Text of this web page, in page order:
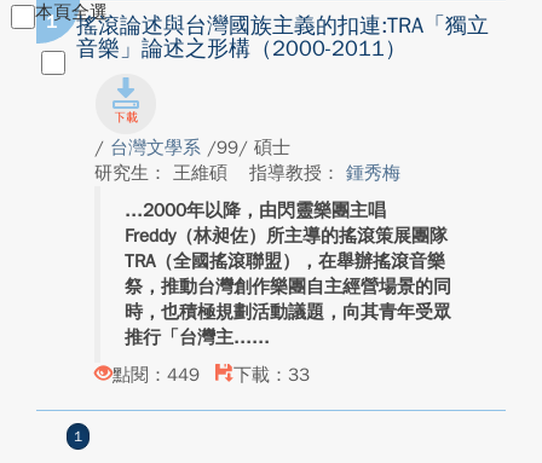
本頁全選
1
搖滾論述與台灣國族主義的扣連:TRA「獨立
音樂」論述之形構（2000-2011）
/ 台灣文學系 /99/ 碩士
研究生： 王維碩
指導教授： 鍾秀梅
2000年以降，由閃靈樂團主唱
Freddy（林昶佐）所主導的搖滾策展團隊
TRA（全國搖滾聯盟），在舉辦搖滾音樂
祭，推動台灣創作樂團自主經營場景的同
時，也積極規劃活動議題，向其青年受眾
推行「台灣主...
點閱：449
下載：33
1